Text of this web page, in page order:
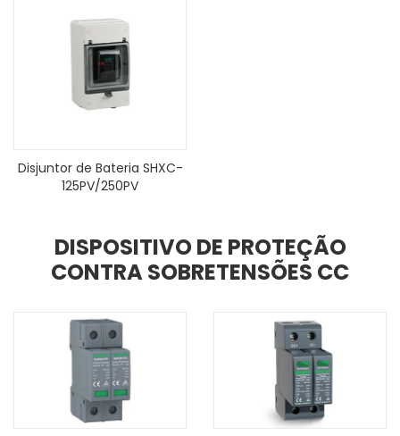
Disjuntor de Bateria SHXC-
125PV/250PV
DISPOSITIVO DE PROTEÇÃO
CONTRA SOBRETENSÕES CC